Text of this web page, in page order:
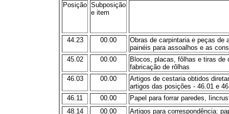
Posição Subposição
e item
44.23 00.00
Obras de carpintaria e peças de
painéis para assoalhos e as
45.02
00.00
Blocos, placas, fôlhas e tiras de
fabricação de rôlhas
46.03
00.00
Artigos de cestaria obtidos
artigos das posições - 46.01 e
46.11
00.00
Papel para forrar paredes,
48.14
00.00
Artigos para correspondência: